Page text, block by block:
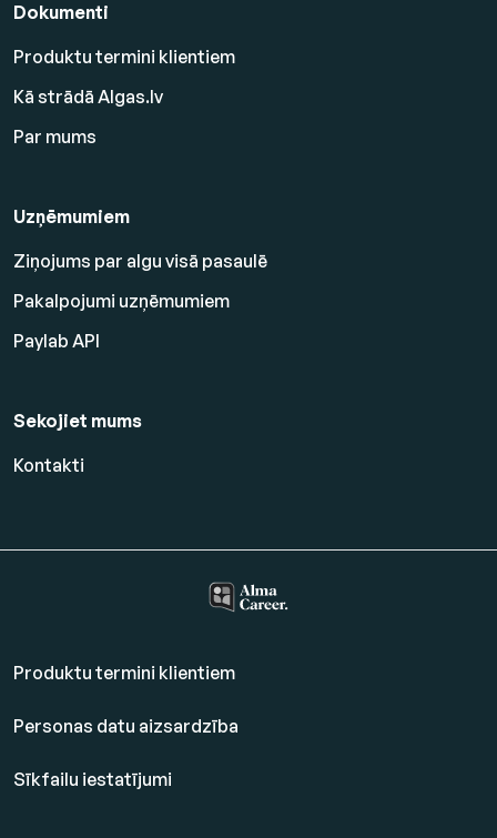
Dokumenti
Produktu termini klientiem
Kā strādā Algas.lv
Par mums
Uzņēmumiem
Ziņojums par algu visā pasaulē
Pakalpojumi uzņēmumiem
Paylab API
Sekojiet mums
Kontakti
Produktu termini klientiem
Personas datu aizsardzība
Sīkfailu iestatījumi